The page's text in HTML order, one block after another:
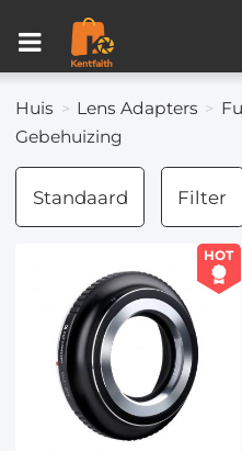
Huis Lens Adapters
Gebehuizing
Standaard Filter
HOT